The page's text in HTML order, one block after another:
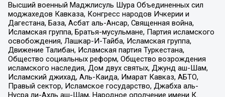
Высший военный Маджлисуль Шура Объединенных сил
моджахедов Кавказа, Конгресс народов Ичкерии и
Дагестана, База, Асбат аль-Ансар, Священная война,
Исламская группа, Братья-мусульмане, Партия исламского
освобождения, Лашкар-И-Тайба, Исламская группа,
Движение Талибан, Исламская партия Туркестана,
Общество социальных реформ, Общество возрождения
исламского наследия, Дом двух святых, Джунд аш-Шам,
Исламский джихад, Аль-Каида, Имарат Кавказ, АБТО,
Правый сектор, Исламское государство, Джабха аль-
Нусра ли-Ахль аш-Шам, Народное ополчение имени К.